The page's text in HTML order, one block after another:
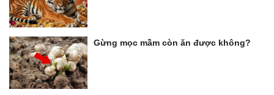
Gừng mọc mầm còn ăn được không?